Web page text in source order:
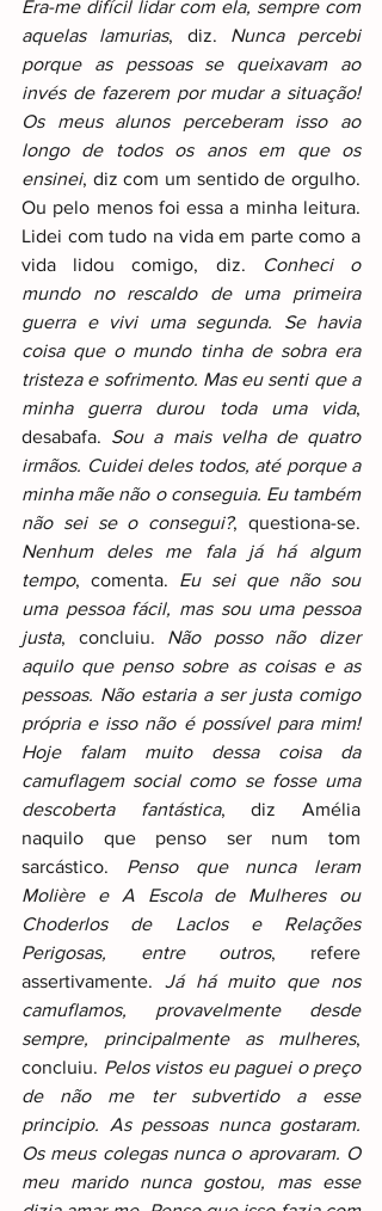
Era-me difícil lidar com ela, sempre com
aquelas lamurias, diz. Nunca percebi
porque as pessoas se queixavam ao
invés de fazerem por mudar a situação!
Os meus alunos perceberam isso ao
longo de todos os anos em que os
ensinei, diz com um sentido de orgulho.
Ou pelo menos foi essa a minha leitura.
Lidei com tudo na vida em parte como a
vida lidou comigo, diz.
Conheci o
mundo no rescaldo de uma primeira
guerra e vivi uma segunda. Se havia
coisa que o mundo tinha de sobra era
tristeza e sofrimento. Mas eu senti que a
minha guerra durou toda uma vida,
desabafa. Sou a mais velha de quatro
irmãos. Cuidei deles todos, até porque a
minha mãe não o conseguia. Eu também
não sei se o consegui?
Nenhum deles me fala já há algum
tempo, comenta. Eu sei que não sou
uma pessoa fácil, mas sou uma pessoa
justa, concluiu. Não posso não dizer
aquilo que penso sobre as coisas e as
pessoas. Não estaria a ser justa comigo
própria e isso não é possível para mim!
Hoje falam muito dessa coisa da
camuflagem social como se fosse uma
descoberta fantástica, diz Amélia
naquilo que penso ser num tom
sarcástico. Penso que nunca leram
Molière e A Escola de Mulheres ou
Choderlos de Laclos e Relações
Perigosas, entre outros, refere
assertivamente. Já há muito que nos
camuflamos, provavelmente desde
sempre, principalmente as mulheres,
concluiu. Pelos vistos eu paguei o preço
de não me ter subvertido a esse
principio. As pessoas nunca gostaram.
Os meus colegas nunca o aprovaram. O
meu marido nunca gostou, mas esse